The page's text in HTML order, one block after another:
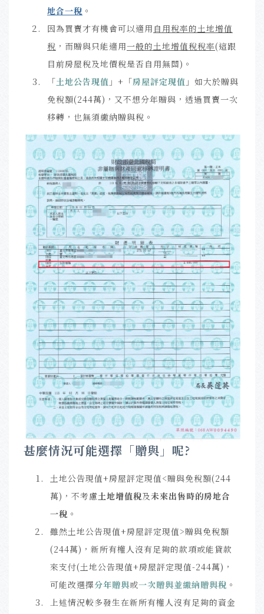
地合一稅 。
因為買賣才有機會可以適用 自用稅率的土地增值
稅 ，而贈與只能適用一般的土地增值稅稅率(這跟
目前房屋稅及地價稅是否自用無關)。
「土地公告現值 」+ 「房屋評定現值 」如大於贈與
免稅額(244萬)，又不想分年贈與，透過買賣一次
移轉，也無須繳納贈與稅 。
甚麼情況可能選擇「贈與」呢?
土地公告現值+房屋評定現值<贈與免稅額(244
萬)，不考慮土地增值稅及未來出售時的房地合
一稅 。
雖然土地公告現值+房屋評定現值>贈與免稅額
(244萬)，新所有權人沒有足夠的款項或能貸款
來支付(土地公告現值+房屋評定現值-244萬)，
可能改選擇分年贈與或一次贈與並繳納贈與稅 。
上述情況較多發生在新所有權人沒有足夠的資金